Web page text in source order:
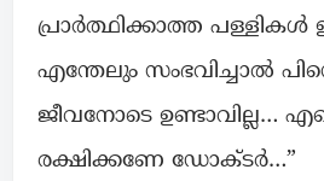
പ്രാർത്ഥിക്കാത്ത
എന്തേലും സംഭവിച്ചാൽ
ജീവനോടെ ഉണ്ടാവില്ല…
രക്ഷിക്കണേ ഡോക്ടർ…”